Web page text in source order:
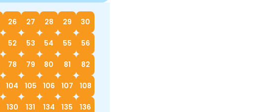
26 27 28 29 30
52 53 54 55 56
78 79 80 81 82
104 105 106 107 108
130 131 134 135 136